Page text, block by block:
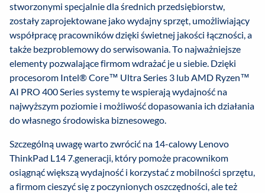
stworzonymi specjalnie dla średnich przedsiębiorstw,
zostały zaprojektowane jako wydajny sprzęt, umożliwiający
współpracę pracowników dzięki świetnej jakości łączności, a
także bezproblemowy do serwisowania. To najważniejsze
elementy pozwalające firmom wdrażać je u siebie. Dzięki
procesorom Intel® Core™ Ultra Series 3 lub AMD Ryzen™
AI PRO 400 Series systemy te wspierają wydajność na
najwyższym poziomie i możliwość dopasowania ich działania
do własnego środowiska biznesowego.
Szczególną uwagę warto zwrócić na 14-calowy Lenovo
ThinkPad L14 7.generacji, który pomoże pracownikom
osiągnąć większą wydajność i korzystać z mobilności sprzętu,
a firmom cieszyć się z poczynionych oszczędności, ale też